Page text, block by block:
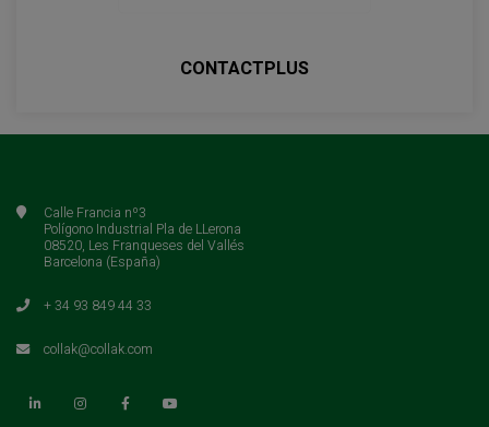
CONTACTPLUS
Calle Francia nº3
Polígono Industrial Pla de LLerona
08520, Les Franqueses del Vallés
Barcelona (España)
+ 34 93 849 44 33
collak@collak.com